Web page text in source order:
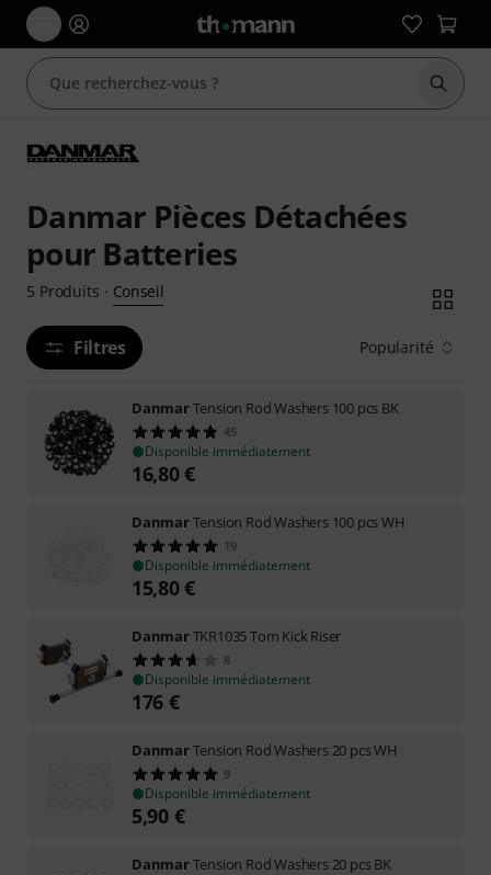
Danmar Pièces Détachées
pour Batteries
5 Produits · Conseil
Filtres Popularité
DanmarTension Rod Washers 100 pcs BK
45
Disponible immédiatement
16,80€
DanmarTension Rod Washers 100 pcs WH
19
Disponible immédiatement
15,80€
DanmarTKR1035 Tom Kick Riser
8
Disponible immédiatement
176 €
DanmarTension Rod Washers 20 pcs WH
9
Disponible immédiatement
5,90 €
DanmarTension Rod Washers 20 pcs BK